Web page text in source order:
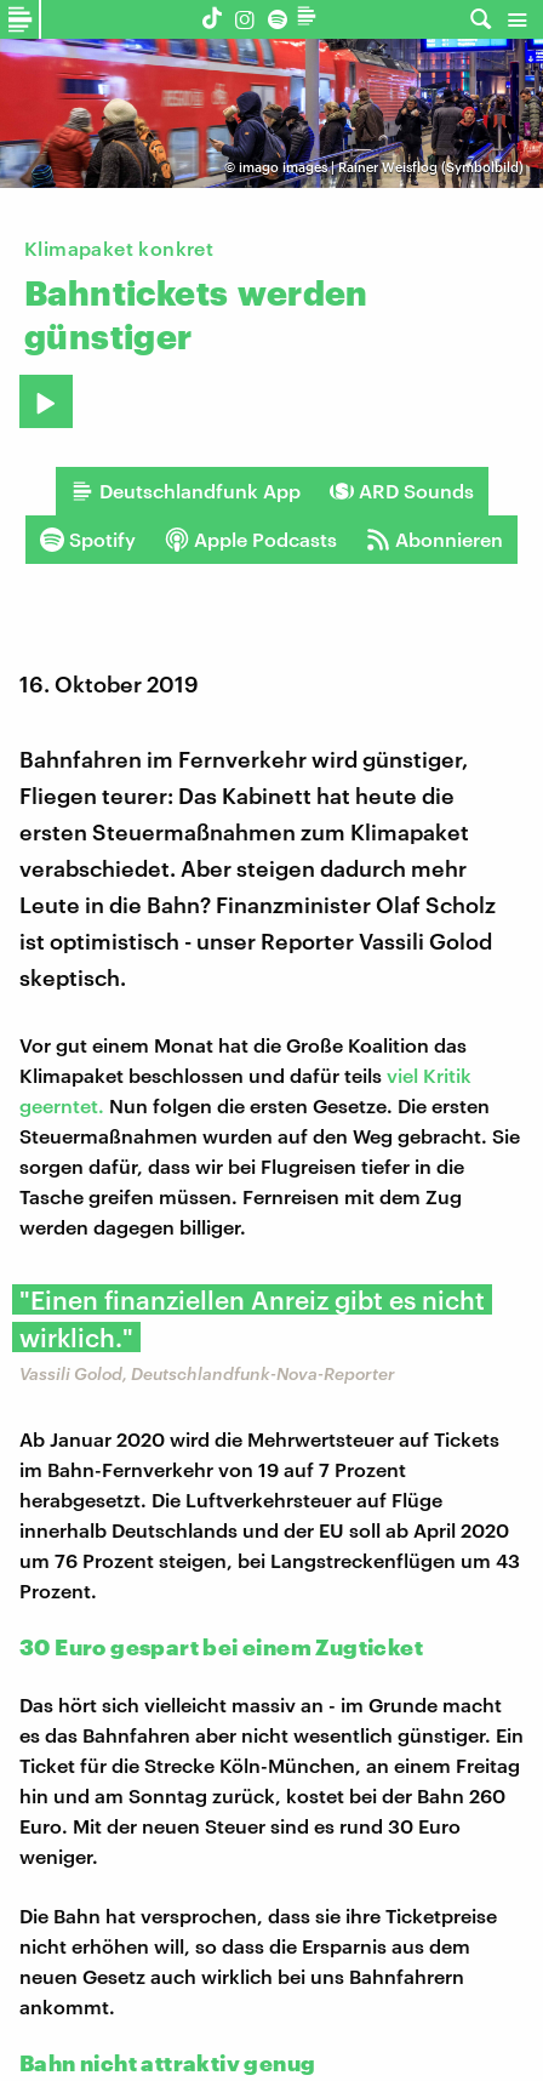
© imago images | Rainer Weisflog (Symbolbild)
Klimapaket konkret
Bahntickets werden
günstiger
Deutschlandfunk App ARD Sounds
Spotify Apple Podcasts Abonnieren
16. Oktober 2019
Bahnfahren im Fernverkehr wird günstiger,
Fliegen teurer: Das Kabinett hat heute die
ersten Steuermaßnahmen zum Klimapaket
verabschiedet. Aber steigen dadurch mehr
Leute in die Bahn? Finanzminister Olaf Scholz
ist optimistisch - unser Reporter Vassili Golod
skeptisch.
Vor gut einem Monat hat die Große Koalition das
Klimapaket beschlossen und dafür teils viel Kritik
geerntet. Nun folgen die ersten Gesetze. Die ersten
Steuermaßnahmen wurden auf den Weg gebracht. Sie
sorgen dafür, dass wir bei Flugreisen tiefer in die
Tasche greifen müssen. Fernreisen mit dem Zug
werden dagegen billiger.
"Einen finanziellen Anreiz gibt es nicht
wirklich."
Vassili Golod, Deutschlandfunk-Nova-Reporter
Ab Januar 2020 wird die Mehrwertsteuer auf Tickets
im Bahn-Fernverkehr von 19 auf 7 Prozent
herabgesetzt. Die Luftverkehrsteuer auf Flüge
innerhalb Deutschlands und der EU soll ab April 2020
um 76 Prozent steigen, bei Langstreckenflügen um 43
Prozent.
30 Euro gespart bei einem Zugticket
Das hört sich vielleicht massiv an - im Grunde macht
es das Bahnfahren aber nicht wesentlich günstiger. Ein
Ticket für die Strecke Köln-München, an einem Freitag
hin und am Sonntag zurück, kostet bei der Bahn 260
Euro. Mit der neuen Steuer sind es rund 30 Euro
weniger.
Die Bahn hat versprochen, dass sie ihre Ticketpreise
nicht erhöhen will, so dass die Ersparnis aus dem
neuen Gesetz auch wirklich bei uns Bahnfahrern
ankommt.
Bahn nicht attraktiv genug